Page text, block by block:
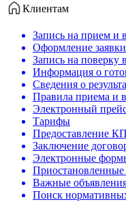
Клиентам
Запись на прием и
Оформление
Запись на поверку
Информация о
Сведения о
Правила приема и
Электронный
Тарифы
Предоставление КП
Заключение
Электронные
Приостановленные
Важные
Поиск